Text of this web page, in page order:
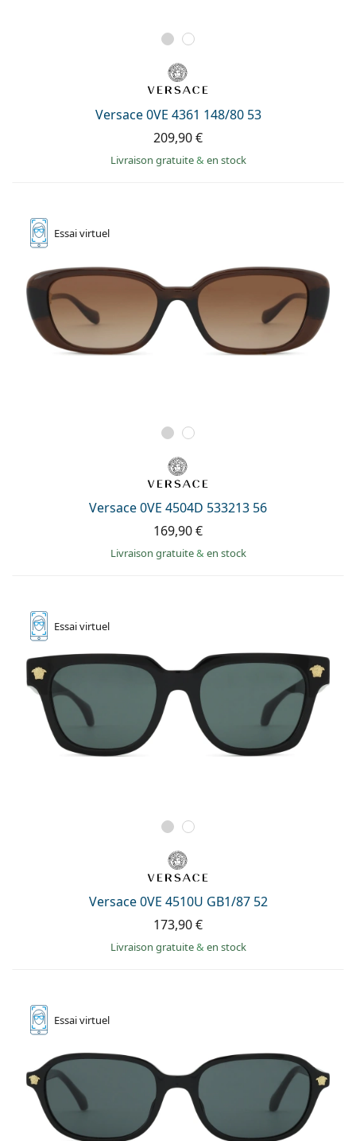
Versace 0VE 4361 148/80 53
209,90 €
Livraison gratuite& en stock
Essaivirtuel
Versace 0VE 4504D 533213 56
169,90 €
Livraison gratuite& en stock
Essaivirtuel
Versace 0VE 4510U GB1/87 52
173,90 €
Livraison gratuite& en stock
Essaivirtuel